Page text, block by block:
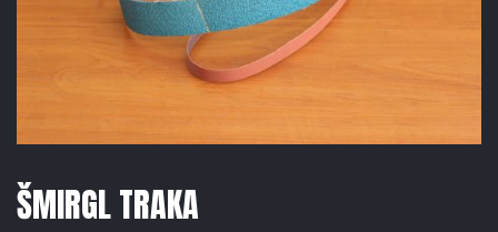
ŠMIRGL TRAKA